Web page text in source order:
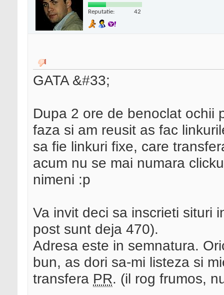
Reputatie: 42
GATA &#33;
Dupa 2 ore de benoclat ochii
faza si am reusit as fac
sa fie linkuri fixe, care
acum nu se mai numara
nimeni :p
Va invit deci sa inscrieti situri
post sunt deja 470).
Adresa este in semnatura.
bun, as dori sa-mi listeza si
transfera PR. (il rog frumos,